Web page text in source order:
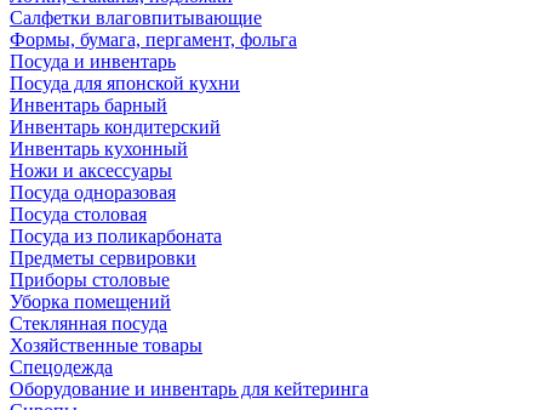
Салфетки влаговпитывающие
Формы, бумага, пергамент, фольга
Посуда и инвентарь
Посуда для японской кухни
Инвентарь барный
Инвентарь кондитерский
Инвентарь кухонный
Ножи и аксессуары
Посуда одноразовая
Посуда столовая
Посуда из поликарбоната
Предметы сервировки
Приборы столовые
Уборка помещений
Стеклянная посуда
Хозяйственные товары
Спецодежда
Оборудование и инвентарь для кейтеринга